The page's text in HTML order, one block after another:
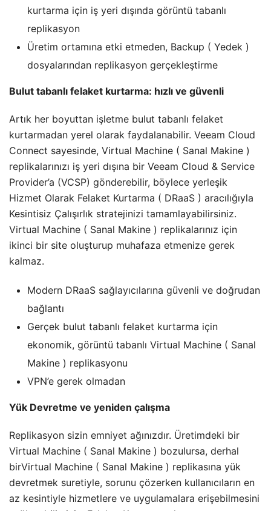
kurtarma için iş yeri dışında görüntü tabanlı
replikasyon
Üretim ortamına etki etmeden, Backup ( Yedek )
dosyalarından replikasyon gerçekleştirme
Bulut tabanlı felaket kurtarma: hızlı ve güvenli
Artık her boyuttan işletme bulut tabanlı felaket
kurtarmadan yerel olarak faydalanabilir. Veeam Cloud
Connect sayesinde, Virtual Machine ( Sanal Makine )
replikalarınızı iş yeri dışına bir Veeam Cloud & Service
Provider’a (VCSP) gönderebilir, böylece yerleşik
Hizmet Olarak Felaket Kurtarma ( DRaaS ) aracılığıyla
Kesintisiz Çalışırlık stratejinizi tamamlayabilirsiniz.
Virtual Machine ( Sanal Makine ) replikalarınız için
ikinci bir site oluşturup muhafaza etmenize gerek
kalmaz.
Modern DRaaS sağlayıcılarına güvenli ve doğrudan
bağlantı
Gerçek bulut tabanlı felaket kurtarma için
ekonomik, görüntü tabanlı Virtual Machine ( Sanal
Makine ) replikasyonu
VPN’e gerek olmadan
Yük Devretme ve yeniden çalışma
Replikasyon sizin emniyet ağınızdır. Üretimdeki bir
Virtual Machine ( Sanal Makine ) bozulursa, derhal
birVirtual Machine ( Sanal Makine ) replikasına yük
devretmek suretiyle, sorunu çözerken kullanıcıların en
az kesintiyle hizmetlere ve uygulamalara erişebilmesini